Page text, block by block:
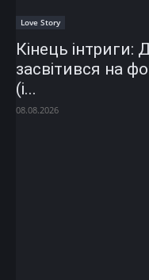
Love Story
Кінець інтриги:
засвітився на
(і...
08.08.2026